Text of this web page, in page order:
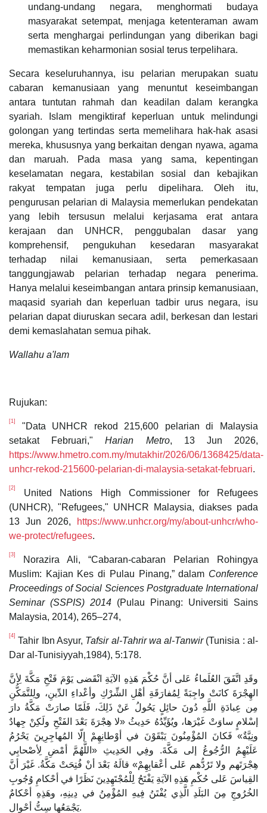
undang-undang negara, menghormati budaya
masyarakat setempat, menjaga ketenteraman awam
serta menghargai perlindungan yang diberikan bagi
memastikan keharmonian sosial terus terpelihara.
Secara keseluruhannya, isu pelarian merupakan suatu
cabaran kemanusiaan yang menuntut keseimbangan
antara tuntutan rahmah dan keadilan dalam kerangka
syariah. Islam mengiktiraf keperluan untuk melindungi
golongan yang tertindas serta memelihara hak-hak asasi
mereka, khususnya yang berkaitan dengan nyawa, agama
dan maruah. Pada masa yang sama, kepentingan
keselamatan negara, kestabilan sosial dan kebajikan
rakyat tempatan juga perlu dipelihara. Oleh itu,
pengurusan pelarian di Malaysia memerlukan pendekatan
yang lebih tersusun melalui kerjasama erat antara
kerajaan dan UNHCR, penggubalan dasar yang
komprehensif, pengukuhan kesedaran masyarakat
terhadap nilai kemanusiaan, serta pemerkasaan
tanggungjawab pelarian terhadap negara penerima.
Hanya melalui keseimbangan antara prinsip kemanusiaan,
maqasid syariah dan keperluan tadbir urus negara, isu
pelarian dapat diuruskan secara adil, berkesan dan lestari
demi kemaslahatan semua pihak.
Wallahu a'lam
Rujukan:
[1]
"Data UNHCR rekod 215,600 pelarian di Malaysia
setakat Februari,"Harian Metro, 13 Jun 2026,
https://www.hmetro.com.my/mutakhir/2026/06/1368425/data-
unhcr-rekod-215600-pelarian-di-malaysia-setakat-februari.
[2]
United Nations High Commissioner for Refugees
(UNHCR), "Refugees," UNHCR Malaysia, diakses pada
13 Jun 2026,
https://www.unhcr.org/my/about-unhcr/who-
we-protect/refugees.
[3]
Norazira Ali, “Cabaran-cabaran Pelarian Rohingya
Muslim: Kajian Kes di Pulau Pinang,” dalam Conference
Proceedings of Social Sciences Postgraduate International
Seminar (SSPIS) 2014 (Pulau Pinang: Universiti Sains
Malaysia, 2014), 265–274,
[4] Tahir Ibn Asyur, Tafsir al-Tahrir wa al-Tanwir(Tunisia : al-
Dar al-Tunisiyyah,1984), 5:178.
وقَدِ اتَّفَقَ العُلَماءُ عَلى أنَّ حُكْمَ هَذِهِ الآيَةِ انْقَضى يَوْمَ فَتْحِ مَكَّةَ لِأنَّ
الهِجْرَةَ كانَتْ واجِبَةً لِمُفارَقَةِ أهْلِ الشِّرْكِ وأعْداءِ الدِّينِ، ولِلتَّمَكُّنِ
مِن عِبادَةِ اللَّهِ دُونَ حائِلٍ يَحُولُ عَنْ ذَلِكَ، فَلَمّا صارَتْ مَكَّةُ دارَ
إسْلامٍ ساوَتْ غَيْرَها، ويُؤَيِّدُهُ حَدِيثُ «لا هِجْرَةَ بَعْدَ الفَتْحِ ولَكِنْ جِهادٌ
ونِيَّةٌ» فَكانَ المُؤْمِنُونَ يَبْقَوْنَ في أوْطانِهِمْ إلّا المُهاجِرِينَ يَحْرُمُ
عَلَيْهِمُ الرُّجُوعُ إلى مَكَّةَ. وفِي الحَدِيثِ «اللَّهُمَّ أمْضِ لِأصْحابِي
هِجْرَتَهم ولا تَرُدُّهم عَلى أعْقابِهِمْ» قالَهُ بَعْدَ أنْ فُتِحَتْ مَكَّةُ. غَيْرَ أنَّ
القِياسَ عَلى حُكْمِ هَذِهِ الآيَةِ يَفْتَحُ لِلْمُجْتَهِدِينَ نَظَرًا في أحْكامِ وُجُوبِ
الخُرُوجِ مِنَ البَلَدِ الَّذِي يُفْتَنُ فِيهِ المُؤْمِنُ في دِينِهِ، وهَذِهِ أحْكامٌ
يَجْمَعُها سِتُّ أحْوالٍ.